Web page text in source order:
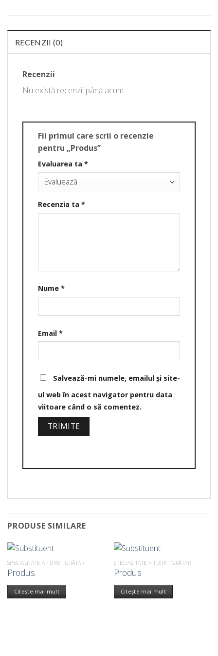
RECENZII (0)
Recenzii
Nu există recenzii până acum.
Fii primul care scrii o recenzie
pentru „Produs”
Evaluarea ta *
Recenzia ta *
Nume *
Email *
Salvează-mi numele, emailul și site-
ul web în acest navigator pentru data
viitoare când o să comentez.
PRODUSE SIMILARE
SPECIALITATE A TURK - GRĂTAR
Produs
Citește mai mult
SPECIALITATE A TURK - GRĂTAR
Produs
Citește mai mult